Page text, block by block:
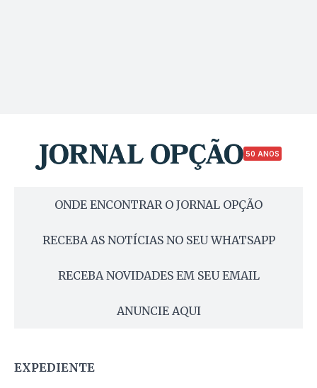
50 ANOS
ONDE ENCONTRAR O JORNAL OPÇÃO
RECEBA AS NOTÍCIAS NO SEU WHATSAPP
RECEBA NOVIDADES EM SEU EMAIL
ANUNCIE AQUI
EXPEDIENTE